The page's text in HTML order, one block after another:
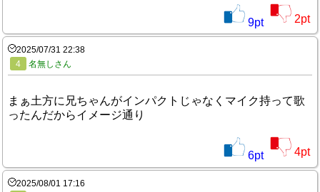
9pt 2pt
2025/07/31 22:38
4
名無しさん
まぁ土方に兄ちゃんがインパクトじゃなくマイク持って歌
ったんだからイメージ通り
6pt 4pt
2025/08/01 17:16